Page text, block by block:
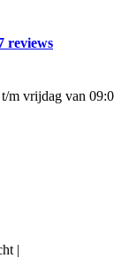
reviews
m vrijdag van
|